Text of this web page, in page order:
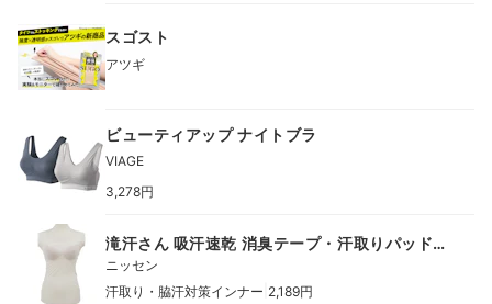
スゴスト
アツギ
ビューティアップ ナイトブラ
VIAGE
3,278円
滝汗さん 吸汗速乾 消臭テープ・汗取りパッド付
ブラトップタンクトップ
ニッセン
汗取り・脇汗対策インナー 2,189円